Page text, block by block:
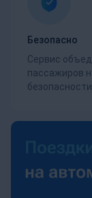
Безопасно
Сервис
пассажиров